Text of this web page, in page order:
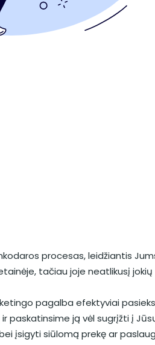
procesas, leidžiantis
tačiau joje neatlikusį jokių
pagalba efektyviai
paskatinsime ją vėl sugrįžti į
įsigyti siūlomą prekę ar